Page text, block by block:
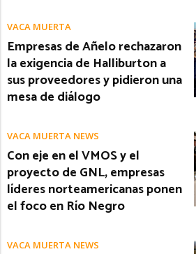
VACA MUERTA
Empresas de Añelo rechazaron
la exigencia de Halliburton a
sus proveedores y pidieron una
mesa de diálogo
VACA MUERTA NEWS
Con eje en el VMOS y el
proyecto de GNL, empresas
líderes norteamericanas ponen
el foco en Río Negro
VACA MUERTA NEWS